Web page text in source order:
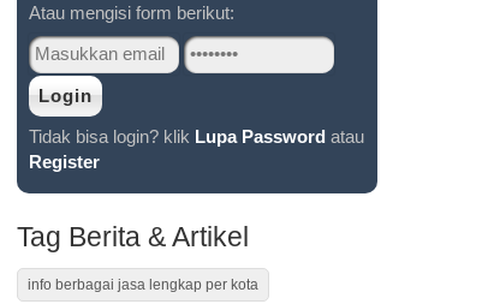
Atau mengisi form berikut:
Tidak bisa login? klik Lupa Password atau
Register
Tag Berita & Artikel
info berbagai jasa lengkap per kota